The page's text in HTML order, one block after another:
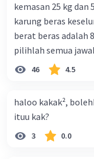
kemasan 25 kg dan
karung beras
berat beras adalah
pilihlah semua
dari satu. Banyak
buah. Banyak
ton. Perbandingan
dalam truk adalah
biaya setiap beras
46 4.5
haloo kakak²,
ituu kak?
3 0.0